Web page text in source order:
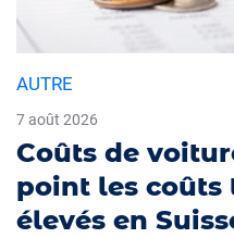
AUTRE
7 août 2026
Coûts de
point les coûts
élevés en